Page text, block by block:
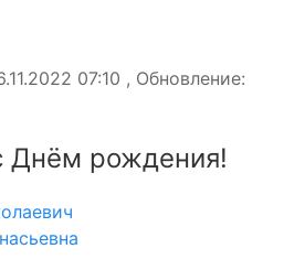
07:10 , Обновление:
Днём рождения!